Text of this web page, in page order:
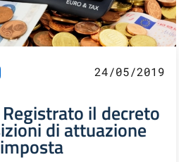
24/05/2019
il decreto
di attuazione